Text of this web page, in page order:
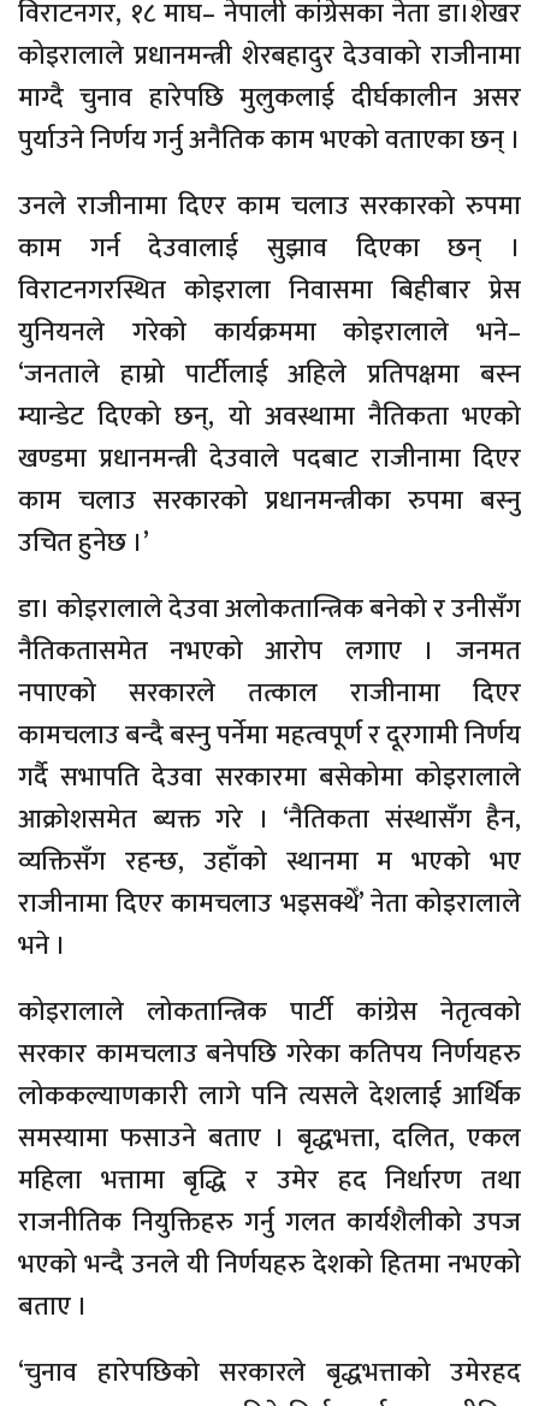
विराटनगर, १८ माघ– नेपाली कांग्रेसका नेता डा।शेखर
कोइरालाले प्रधानमन्त्री शेरबहादुर देउवाको राजीनामा
माग्दै चुनाव हारेपछि मुलुकलाई दीर्घकालीन असर
पुर्याउने निर्णय गर्नु अनैतिक काम भएको वताएका छन् ।
उनले राजीनामा दिएर काम चलाउ सरकारको रुपमा
काम गर्न देउवालाई सुझाव दिएका छन् ।
विराटनगरस्थित कोइराला निवासमा बिहीबार प्रेस
युनियनले गरेको कार्यक्रममा कोइरालाले भने–
‘जनताले हाम्रो पार्टीलाई अहिले प्रतिपक्षमा बस्न
म्यान्डेट दिएको छन्, यो अवस्थामा नैतिकता भएको
खण्डमा प्रधानमन्त्री देउवाले पदबाट राजीनामा दिएर
काम चलाउ सरकारको प्रधानमन्त्रीका रुपमा बस्नु
उचित हुनेछ ।’
डा। कोइरालाले देउवा अलोकतान्त्रिक बनेको र उनीसँग
नैतिकतासमेत नभएको आरोप लगाए । जनमत
नपाएको सरकारले तत्काल राजीनामा दिएर
कामचलाउ बन्दै बस्नु पर्नेमा महत्वपूर्ण र दूरगामी निर्णय
गर्दै सभापति देउवा सरकारमा बसेकोमा कोइरालाले
आक्रोशसमेत ब्यक्त गरे । ‘नैतिकता संस्थासँग हैन,
व्यक्तिसँग रहन्छ, उहाँको स्थानमा म भएको भए
राजीनामा दिएर कामचलाउ भइसक्थेँ’ नेता कोइरालाले
भने ।
कोइरालाले लोकतान्त्रिक पार्टी कांग्रेस नेतृत्वको
सरकार कामचलाउ बनेपछि गरेका कतिपय निर्णयहरु
लोककल्याणकारी लागे पनि त्यसले देशलाई आर्थिक
समस्यामा फसाउने बताए । बृद्धभत्ता, दलित, एकल
महिला भत्तामा बृद्धि र उमेर हद निर्धारण तथा
राजनीतिक नियुक्तिहरु गर्नु गलत कार्यशैलीको उपज
भएको भन्दै उनले यी निर्णयहरु देशको हितमा नभएको
बताए ।
‘चुनाव हारेपछिको सरकारले बृद्धभत्ताको उमेरहद